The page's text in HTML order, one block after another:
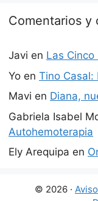
Comentarios y
Javi en Las
Yo en Tino Casal:
Mavi en Diana,
Gabriela Isabel
Autohemoterapia
Ely Arequipa en
© 2026 ·